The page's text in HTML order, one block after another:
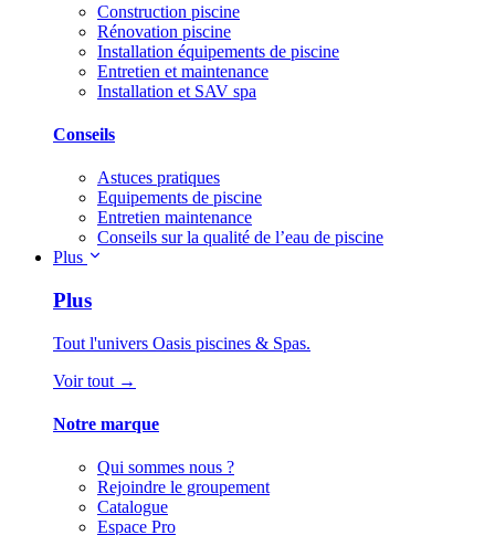
Construction piscine
Rénovation piscine
Installation équipements de piscine
Entretien et maintenance
Installation et SAV spa
Conseils
Astuces pratiques
Equipements de piscine
Entretien maintenance
Conseils sur la qualité de l’eau de piscine
Plus
Plus
Tout l'univers Oasis piscines & Spas.
Voir tout →
Notre marque
Qui sommes nous ?
Rejoindre le groupement
Catalogue
Espace Pro